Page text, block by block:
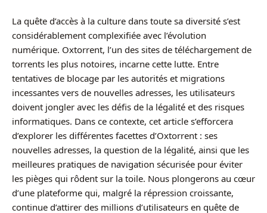
La quête d’accès à la culture dans toute sa diversité s’est
considérablement complexifiée avec l’évolution
numérique. Oxtorrent, l’un des sites de téléchargement de
torrents les plus notoires, incarne cette lutte. Entre
tentatives de blocage par les autorités et migrations
incessantes vers de nouvelles adresses, les utilisateurs
doivent jongler avec les défis de la légalité et des risques
informatiques. Dans ce contexte, cet article s’efforcera
d’explorer les différentes facettes d’Oxtorrent : ses
nouvelles adresses, la question de la légalité, ainsi que les
meilleures pratiques de navigation sécurisée pour éviter
les pièges qui rôdent sur la toile. Nous plongerons au cœur
d’une plateforme qui, malgré la répression croissante,
continue d’attirer des millions d’utilisateurs en quête de